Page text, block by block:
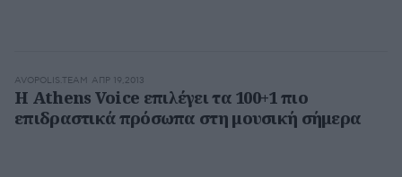
AVOPOLIS.TEAM ΑΠΡ 19,2013
H Athens Voice επιλέγει τα 100+1 πιο
επιδραστικά πρόσωπα στη μουσική σήμερα